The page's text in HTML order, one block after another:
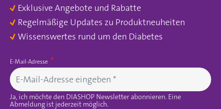
Exklusive Angebote und Rabatte
Regelmäßige Updates zu Produktneuheiten
Wissenswertes rund um den Diabetes
E-Mail-Adresse
Ja, ich möchte den DIASHOP Newsletter abonnieren. Eine
Abmeldung ist jederzeit möglich.